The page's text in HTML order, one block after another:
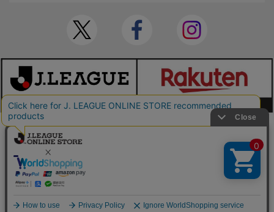
本サイトで使用している文章・画像等の無断での複製・転載を禁止します。
© JAPAN PROFESSIONAL FOOTBALL LEAGUE Rakuten Group, Inc. ALL RIGHTS RE